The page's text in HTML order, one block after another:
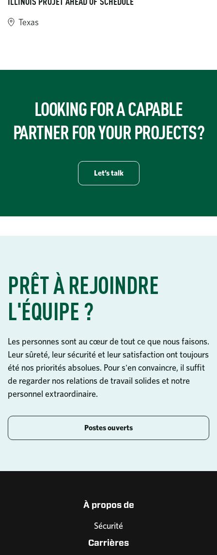
ILLINOIS PROJET AHEAD OF SCHEDULE
Texas
LOOKING FOR A CAPABLE
PARTNER FOR YOUR PROJECTS?
Let’s talk
PRÊT À REJOINDRE
L'ÉQUIPE ?
Les personnes sont au cœur de tout ce que nous faisons.
Leur sûreté, leur sécurité et leur satisfaction ont toujours
été nos priorités absolues. Pour s'en convaincre, il suffit
de regarder nos relations de travail solides et notre
personnel extraordinaire.
Postes ouverts
À propos de
Sécurité
Carrières